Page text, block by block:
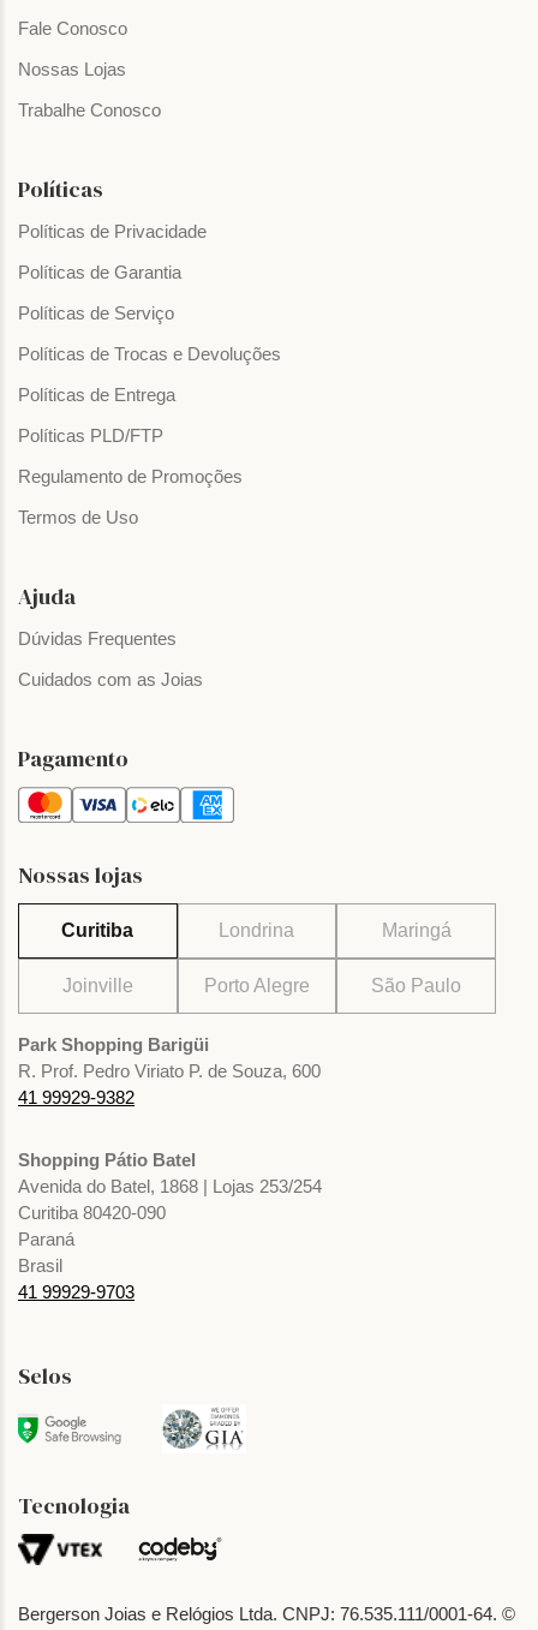
Fale Conosco
Nossas Lojas
Trabalhe Conosco
Políticas
Políticas de Privacidade
Políticas de Garantia
Políticas de Serviço
Políticas de Trocas e Devoluções
Políticas de Entrega
Políticas PLD/FTP
Regulamento de Promoções
Termos de Uso
Ajuda
Dúvidas Frequentes
Cuidados com as Joias
Pagamento
Nossas lojas
Curitiba Londrina Maringá
Joinville Porto Alegre São Paulo
Park Shopping Barigüi
R. Prof. Pedro Viriato P. de Souza, 600
41 99929-9382
Shopping Pátio Batel
Avenida do Batel, 1868 | Lojas 253/254
Curitiba 80420-090
Paraná
Brasil
41 99929-9703
Bergerson Joias e Relógios Ltda. CNPJ: 76.535.111/0001-64. ©
Selos
Tecnologia